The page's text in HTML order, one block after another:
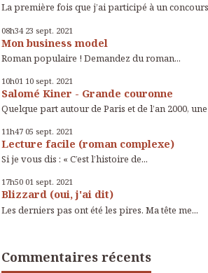
La première fois que j’ai participé à un
08h34 23 sept. 2021
Mon business model
Roman populaire ! Demandez du roman...
10h01 10 sept. 2021
Salomé Kiner - Grande couronne
Quelque part autour de Paris et de l’an 2000,
11h47 05 sept. 2021
Lecture facile (roman complexe)
Si je vous dis : « C’est l’histoire de...
17h50 01 sept. 2021
Blizzard (oui, j'ai dit)
Les derniers pas ont été les pires. Ma tête me...
Commentaires récents